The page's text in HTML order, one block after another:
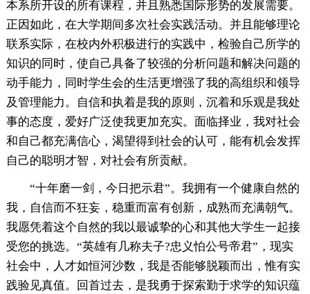
本系所开设的所有课程，并且熟悉国际形势的发展需要。
正因如此，在大学期间多次社会实践活动。并且能够理论
联系实际，在校内外积极进行的实践中，检验自己所学的
知识的同时，使自己具备了较强的分析问题和解决问题的
动手能力，同时学生会的生活更增强了我的高组织和领导
及管理能力。自信和执着是我的原则，沉着和乐观是我处
事的态度，爱好广泛使我更加充实。面临择业，我对社会
和自己都充满信心，渴望得到社会的认可，能有机会发挥
自己的聪明才智，对社会有所贡献。
“十年磨一剑，今日把示君”。我拥有一个健康自然的
我，自信而不狂妄，稳重而富有创新，成熟而充满朝气。
我愿凭着这个自然的我以最诚挚的心和其他大学生一起接
受您的挑选。“英雄有几称夫子?忠义怕公号帝君”，现实
社会中，人才如恒河沙数，我是否能够脱颖而出，惟有实
践验见真值。回首过去，是我勇于探索勤于求学的知识蕴